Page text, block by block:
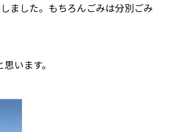
ました。もちろんごみは分別ごみ
います。